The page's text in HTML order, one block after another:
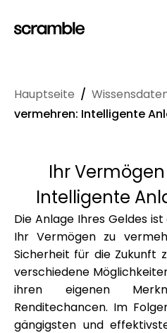
Hauptseite /
vermehren: Intelligente
Ihr
Intelligente
Die Anlage Ihres Geldes
Ihr Vermögen zu
Sicherheit für die Zukunft
verschiedene
ihren eigenen
Renditechancen. Im
gängigsten und